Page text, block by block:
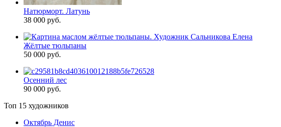
Натюрморт. Латунь
38 000 руб.
Жёлтые тюльпаны
50 000 руб.
Осенний лес
90 000 руб.
Топ 15 художников
Октябрь Денис